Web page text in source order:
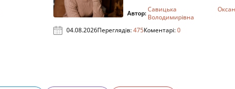
Автор:Савицька
Володимирівна
04.08.2026Переглядів:475Коментарі:0